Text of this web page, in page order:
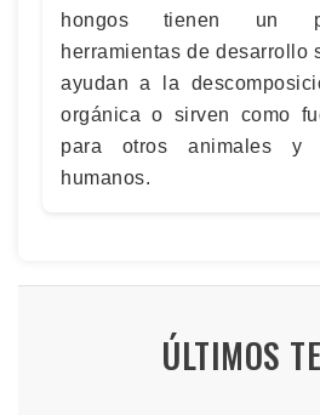
hongos tienen un
herramientas de desarrollo
ayudan a la
orgánica o sirven como
para otros animales y
humanos.
ÚLTIMOS